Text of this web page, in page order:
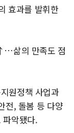
효과를 발휘한
삶의 만족도 점
원정책 사업과
전, 돌봄 등 다양
파악됐다.